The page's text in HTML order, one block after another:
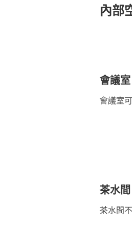
內部
會議室
會議室
茶水間
茶水間